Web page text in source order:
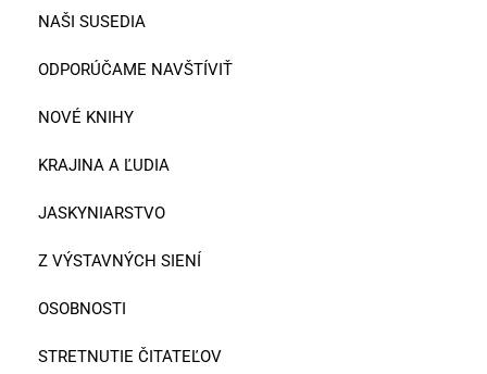
NAŠI SUSEDIA
ODPORÚČAME NAVŠTÍVIŤ
NOVÉ KNIHY
KRAJINA A ĽUDIA
JASKYNIARSTVO
Z VÝSTAVNÝCH SIENÍ
OSOBNOSTI
STRETNUTIE ČITATEĽOV